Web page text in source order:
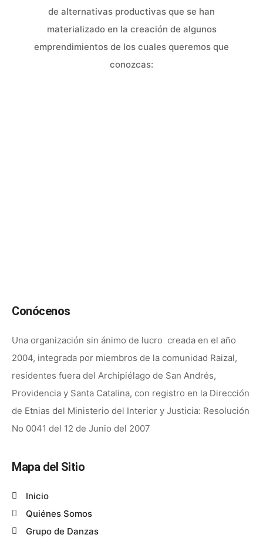
de alternativas productivas que se han
materializado en la creación de algunos
emprendimientos de los cuales queremos que
conozcas:
Conócenos
Una organización sin ánimo de lucro creada en el año
2004, integrada por miembros de la comunidad Raizal,
residentes fuera del Archipiélago de San Andrés,
Providencia y Santa Catalina, con registro en la Dirección
de Etnias del Ministerio del Interior y Justicia: Resolución
No 0041 del 12 de Junio del 2007
Mapa del Sitio
Inicio
Quiénes Somos
Grupo de Danzas